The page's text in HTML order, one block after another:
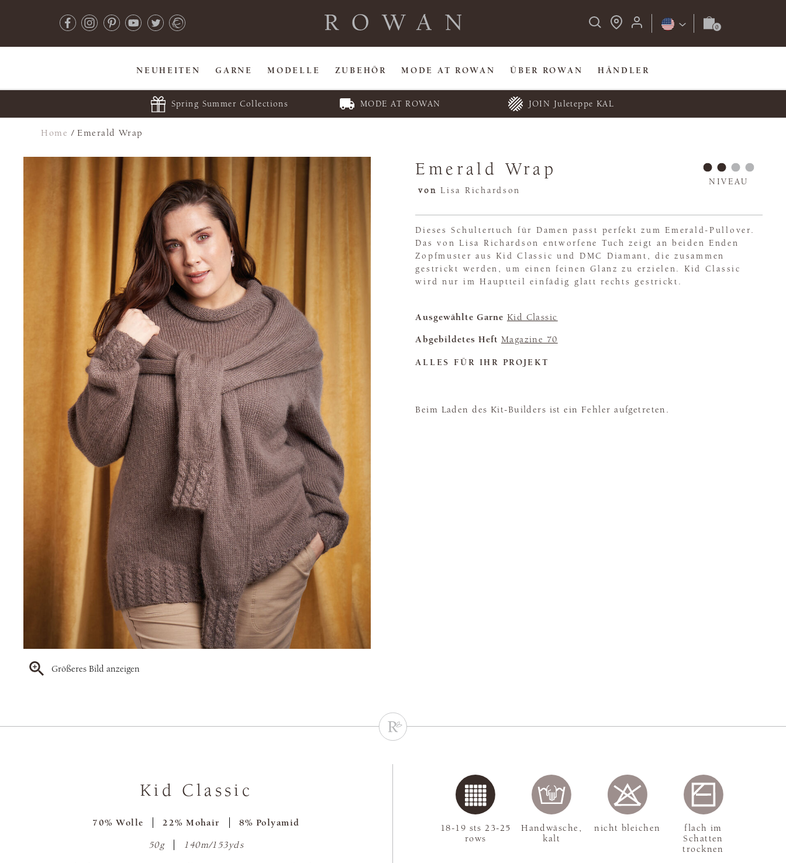
NEUHEITEN GARNE MODELLE ZUBEHÖR MODE AT ROWAN ÜBER ROWAN HÄNDLER
Spring Summer Collections MODE AT ROWAN JOIN Juleteppe KAL
Home /Emerald Wrap
Größeres Bild anzeigen
Emerald Wrap
von Lisa Richardson
NIVEAU
Dieses Schultertuch für Damen passt perfekt zum Emerald-Pullover.
Das von Lisa Richardson entworfene Tuch zeigt an beiden Enden
Zopfmuster aus Kid Classic und DMC Diamant, die zusammen
gestrickt werden, um einen feinen Glanz zu erzielen. Kid Classic
wird nur im Hauptteil einfädig glatt rechts gestrickt.
Ausgewählte Garne Kid Classic
Abgebildetes Heft Magazine 70
ALLES FÜR IHR PROJEKT
Beim Laden des Kit-Builders ist ein Fehler aufgetreten.
Kid Classic
70% Wolle 22% Mohair 8% Polyamid
50g 140m/153yds
18-19 sts 23-25
rows
Handwäsche,
kalt
nicht bleichen
flach im
Schatten
trocknen